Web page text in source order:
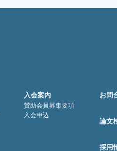
入会案内
賛助会員募集要項
入会申込
お問
論文
採用